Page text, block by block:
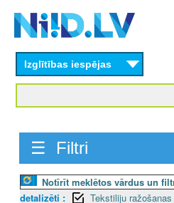
content
Izglītības iespējas
☰ Filtri
Notīrīt meklētos vārdus un
detalizēti :
Tekstiliju